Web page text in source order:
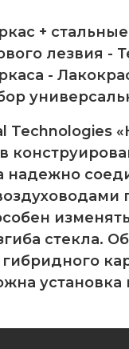
+
лезвия -
-
надежно
стекла.